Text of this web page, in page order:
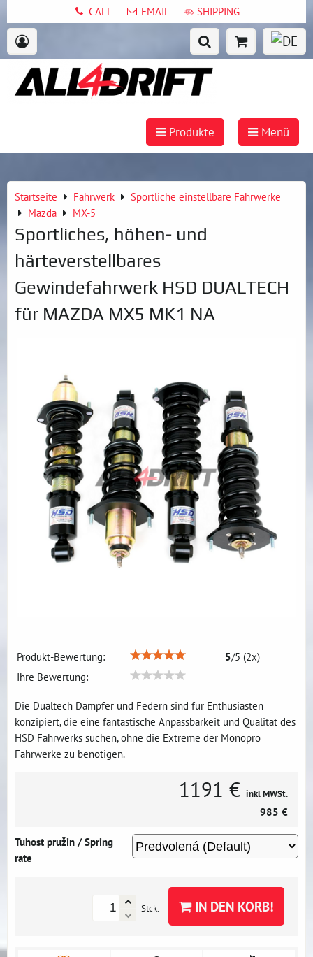
CALL EMAIL SHIPPING
Produkte Menü
Startseite Fahrwerk
Sportliche einstellbare Fahrwerke
Mazda
MX-5
Sportliches, höhen- und
härteverstellbares
Gewindefahrwerk HSD DUALTECH
für MAZDA MX5 MK1 NA
Produkt-Bewertung: 5/5 (2x)
Ihre Bewertung:
Die Dualtech Dämpfer und Federn sind für Enthusiasten
konzipiert, die eine fantastische Anpassbarkeit und Qualität des
HSD Fahrwerks suchen, ohne die Extreme der Monopro
Fahrwerke zu benötigen.
1191 € inkl MWSt.
985 €
Tuhost pružin / Spring
rate
Stck. IN DEN KORB!